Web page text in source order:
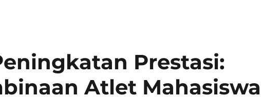
Prestasi:
Atlet Mahasiswa